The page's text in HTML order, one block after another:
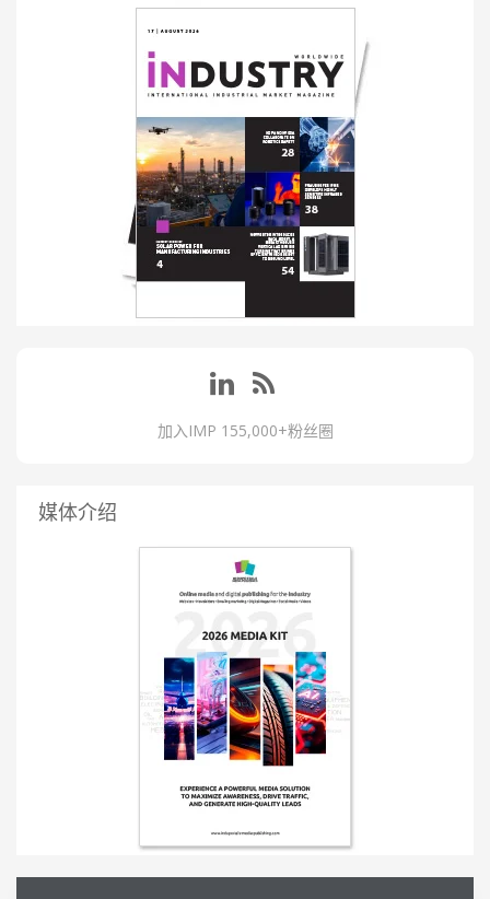
加入IMP 155,000+粉丝圈
媒体介绍